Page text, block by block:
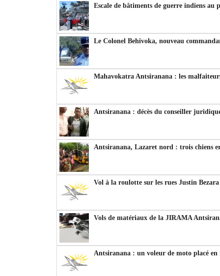
Escale de bâtiments de guerre indiens au
Le Colonel Behivoka, nouveau
Mahavokatra Antsiranana : les
Antsiranana : décès du conseiller
Antsiranana, Lazaret nord : trois chiens
Vol à la roulotte sur les rues Justin
Vols de matériaux de la JIRAMA
Antsiranana : un voleur de moto placé en